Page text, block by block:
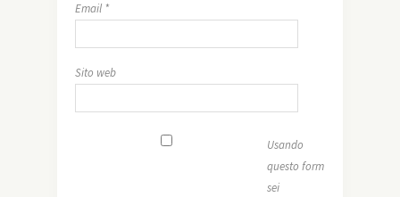
Email *
Sito web
Usando
questo form
sei